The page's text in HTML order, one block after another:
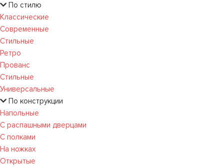
По стилю
Классические
Современные
Стильные
Ретро
Прованс
Стильные
Универсальные
По конструкции
Напольные
С распашными дверцами
С полками
На ножках
Открытые